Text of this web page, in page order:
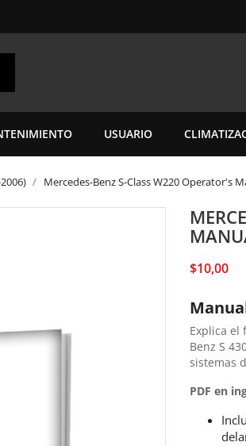
USUARIO
Mercedes-Benz S-Class W220 Operator's
$10,00
Explica el
Benz S
sistemas
PDF en